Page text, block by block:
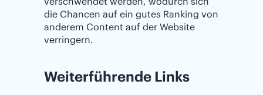
die Chancen auf ein gutes Ranking von
anderem Content auf der Website
verringern.
Weiterführende Links